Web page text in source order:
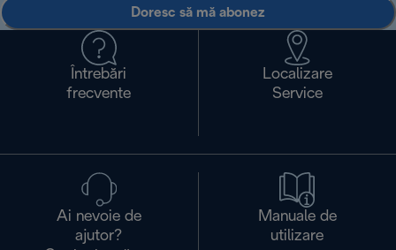
Doresc să mă abonez
Întrebări
frecvente
Localizare
Service
Ai nevoie de
ajutor?
Manuale de
utilizare